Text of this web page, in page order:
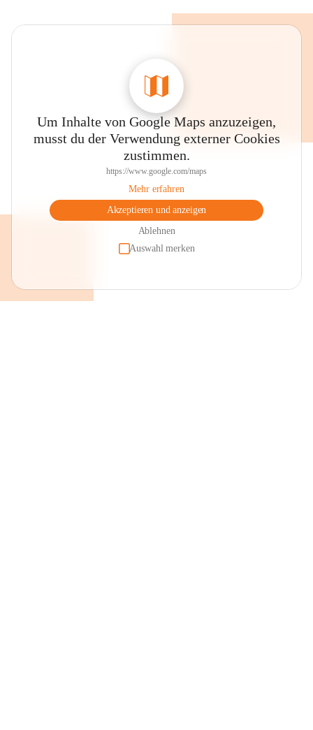
Um Inhalte von Google Maps anzuzeigen,
musst du der Verwendung externer Cookies
zustimmen.
https://www.google.com/maps
Mehr erfahren
Akzeptieren und anzeigen
Ablehnen
Auswahl merken